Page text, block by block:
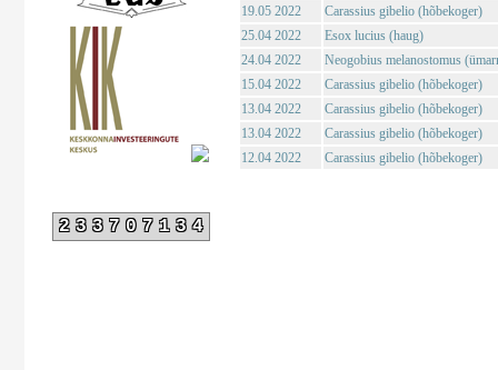
233707134
19.05 2022
Carassius gibelio (hõbekoger)
25.04 2022
Esox lucius (haug)
24.04 2022
Neogobius melanostomus
15.04 2022
Carassius gibelio (hõbekoger)
13.04 2022
Carassius gibelio (hõbekoger)
13.04 2022
Carassius gibelio (hõbekoger)
12.04 2022
Carassius gibelio (hõbekoger)